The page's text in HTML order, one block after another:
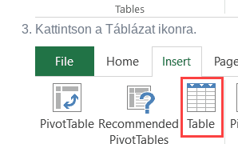
Kattintson a Táblázat ikonra.